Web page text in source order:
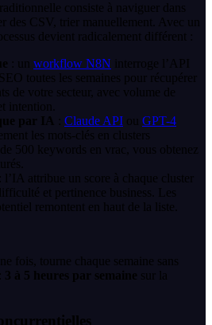
consiste à naviguer dans
des CSV, trier manuellement. Avec un
devient radicalement différent :
: un workflow N8N interroge l’API
toutes les semaines pour récupérer
de votre secteur, avec volume de
intention.
par IA
Claude API ou GPT-4
les mots-clés en clusters
500 keywords en vrac, vous obtenez
: l’IA attribue un score à chaque cluster
et pertinence business. Les
remontent en haut de la liste.
fois, tourne chaque semaine sans
3 à 5 heures par semaine sur la